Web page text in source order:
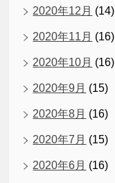
2020年12月 (14)
2020年11月 (16)
2020年10月 (16)
2020年9月 (15)
2020年8月 (16)
2020年7月 (15)
2020年6月 (16)